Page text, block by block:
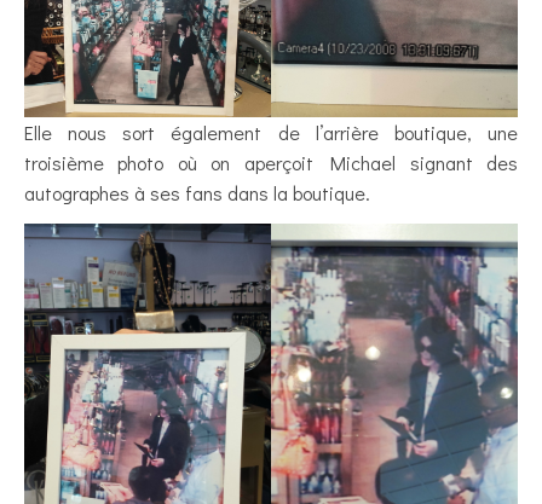
Elle nous sort également de l’arrière boutique, une
troisième photo où on aperçoit Michael signant des
autographes à ses fans dans la boutique.